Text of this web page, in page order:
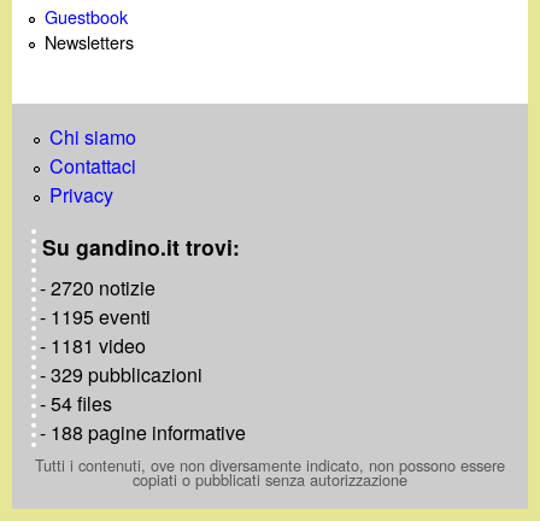
Guestbook
Newsletters
Chi siamo
Contattaci
Privacy
Su gandino.it trovi:
- 2720 notizie
- 1195 eventi
- 1181 video
- 329 pubblicazioni
- 54 files
- 188 pagine informative
Tutti i contenuti, ove non diversamente indicato, non possono essere
copiati o pubblicati senza autorizzazione